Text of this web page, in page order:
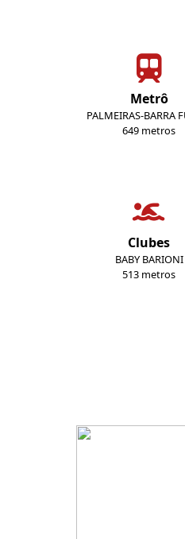
Metrô
PALMEIRAS-BARRA
649 metros
Clubes
BABY BARIONI
513 metros